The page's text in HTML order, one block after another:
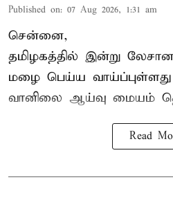
Published on: 07 Aug 2026, 1:31 am
சென்னை,
தமிழகத்தில் இன்று
மழை பெய்ய
வானிலை ஆய்வு மையம்
Read